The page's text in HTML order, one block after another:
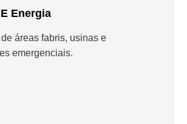
Energia
de áreas fabris, usinas e
emergenciais.